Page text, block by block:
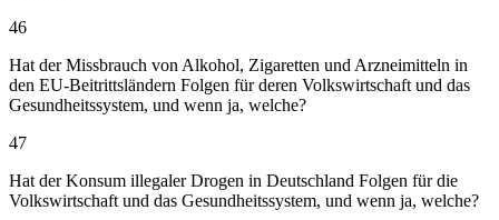
46
Hat der Missbrauch von Alkohol, Zigaretten und Arzneimitteln in
den EU-Beitrittsländern Folgen für deren Volkswirtschaft und das
Gesundheitssystem, und wenn ja, welche?
47
Hat der Konsum illegaler Drogen in Deutschland Folgen für die
Volkswirtschaft und das Gesundheitssystem, und wenn ja, welche?